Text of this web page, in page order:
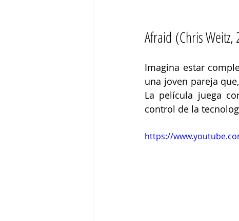
Afraid (Chris Weitz,
Imagina estar
una joven pareja
La película juega
control de la
https://